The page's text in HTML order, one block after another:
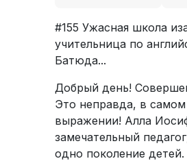
#155 Ужасная школа
учительница по
Батюда...
Добрый день!
Это неправда, в самом
выражении! Алла
замечательный
одно поколение